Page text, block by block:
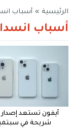
الرئيسية » أسباب
أسباب
آيفون تستعد
شريحة في سبتمبر